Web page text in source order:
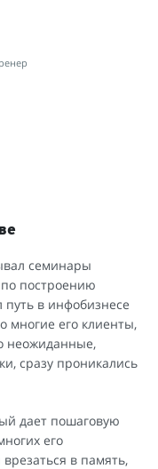
семинары
построению
в инфобизнесе
многие его клиенты,
неожиданные,
сразу проникались
дает пошаговую
его
в память,